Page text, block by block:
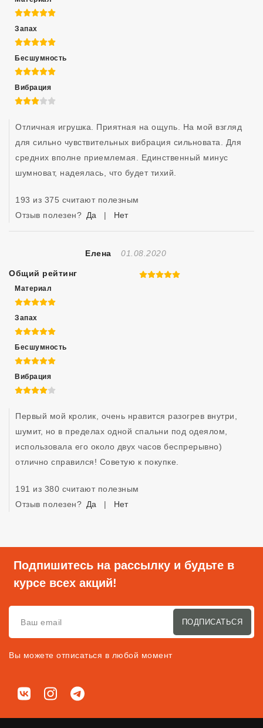
5 из 5
Запах
5 из 5
Бесшумность
5 из 5
Вибрация
3 из 5
Отличная игрушка. Приятная на ощупь. На мой взгляд
для сильно чувствительных вибрация сильновата. Для
средних вполне приемлемая. Единственный минус
шумноват, надеялась, что будет тихий.
193 из 375 считают полезным
Отзыв полезен? Да | Нет
Елена Отзыв Создан
01.08.2020
Общий рейтинг 5 из 5
Материал
5 из 5
Запах
5 из 5
Бесшумность
5 из 5
Вибрация
4 из 5
Первый мой кролик, очень нравится разогрев внутри,
шумит, но в пределах одной спальни под одеялом,
использовала его около двух часов беспрерывно)
отлично справился! Советую к покупке.
191 из 380 считают полезным
Отзыв полезен? Да | Нет
Подпишитесь на рассылку и будьте в
курсе всех акций!
ПОДПИСАТЬСЯ
Вы можете отписаться в любой момент
Мы в соц. сетях
ВКонтактеInstagramTelegram